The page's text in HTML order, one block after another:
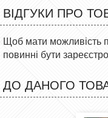
ВІДГУКИ ПРО
Щоб мати можливість
повинні бути
ДО ДАНОГО